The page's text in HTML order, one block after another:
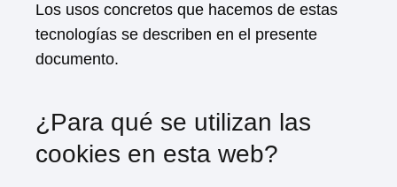
Los usos concretos que hacemos de estas
tecnologías se describen en el presente
documento.
¿Para qué se utilizan las
cookies en esta web?